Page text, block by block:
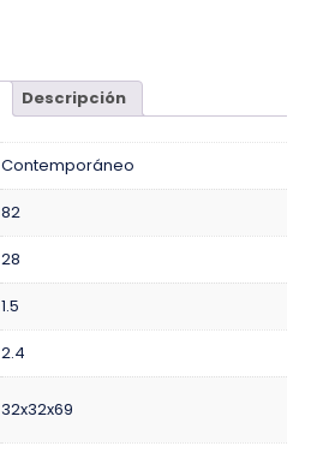
Descripción
Contemporáneo
82
28
1.5
2.4
32x32x69